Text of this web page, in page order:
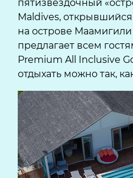
пятизвездочный
Maldives,
на острове Маамигили
предлагает всем
Premium All Inclusive
отдыхать можно так,